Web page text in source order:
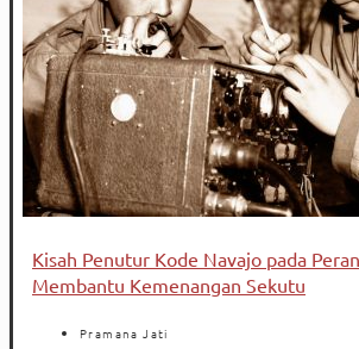
Kisah Penutur Kode Navajo pada
Membantu Kemenangan Sekutu
Pramana Jati